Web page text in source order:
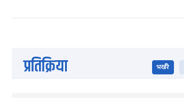
प्रतिक्रिया भर्खरै